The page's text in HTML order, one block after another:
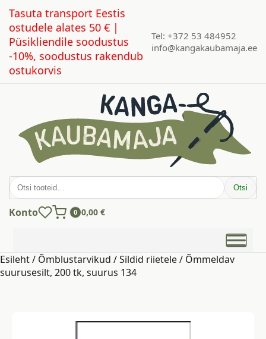
Tasuta transport Eestis
ostudele alates 50 € |
Püsikliendile soodustus
-10%, soodustus rakendub
ostukorvis
Tel: +372 53 484952
info@kangakaubamaja.ee
Otsi: Otsi
Konto 0 0,00 €
Esileht/ Õmblustarvikud /Sildid riietele/ Õmmeldav
suurusesilt, 200 tk, suurus 134